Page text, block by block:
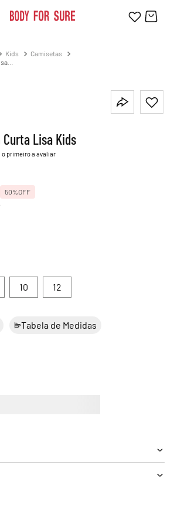
Kids
Camisetas
Lisa Kids
o primeiro a avaliar
50%OFF
10 12
Tabela de Medidas